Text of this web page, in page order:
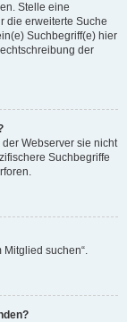
Stelle eine
die erweiterte Suche
Suchbegriff(e) hier
der
Webserver sie nicht
Suchbegriffe
Mitglied suchen“.